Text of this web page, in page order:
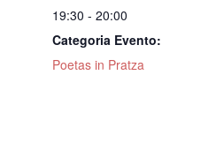
19:30 - 20:00
Categoria Evento:
Poetas in Pratza